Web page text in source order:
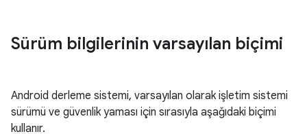
Sürüm bilgilerinin varsayılan biçimi
Android derleme sistemi, varsayılan olarak işletim sistemi
sürümü ve güvenlik yaması için sırasıyla aşağıdaki biçimi
kullanır.